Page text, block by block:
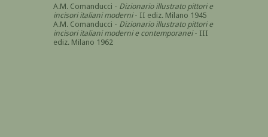
A.M. Comanducci - Dizionario illustrato pittori e
incisori italiani moderni- II ediz. Milano 1945
A.M. Comanducci - Dizionario illustrato pittori e
incisori italiani moderni e contemporanei- III
ediz. Milano 1962